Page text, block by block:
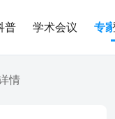
普 学术会议 专
情